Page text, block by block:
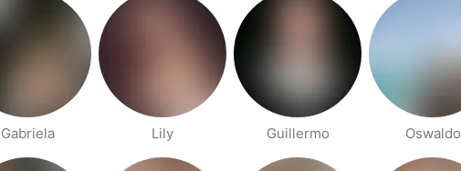
Gabriela Lily Guillermo Oswaldo